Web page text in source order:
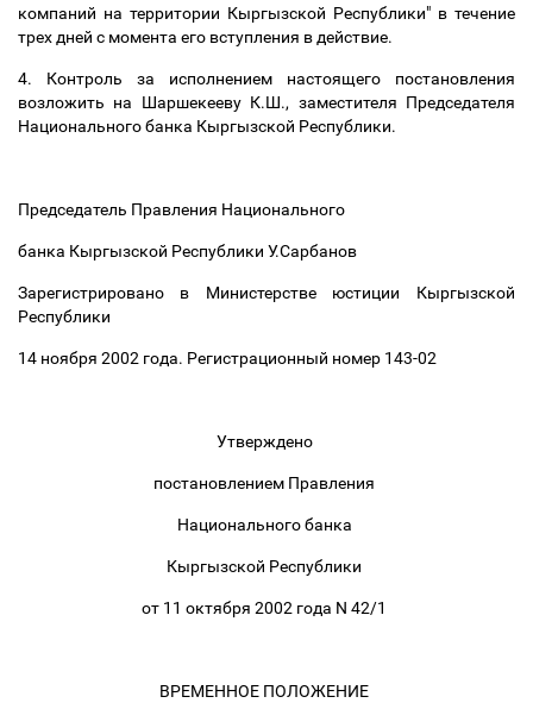
компаний на территории Кыргызской Республики" в течение
трех дней с момента его вступления в действие.
4. Контроль за исполнением настоящего постановления
возложить на Шаршекееву К.Ш., заместителя Председателя
Национального банка Кыргызской Республики.
Председатель Правления Национального
банка Кыргызской Республики У.Сарбанов
Зарегистрировано в Министерстве юстиции Кыргызской
Республики
14 ноября 2002 года. Регистрационный номер 143-02
Утверждено
постановлением Правления
Национального банка
Кыргызской Республики
от 11 октября 2002 года N 42/1
ВРЕМЕННОЕ ПОЛОЖЕНИЕ